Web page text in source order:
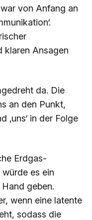
von Anfang an
klaren Ansagen
da. Die
an den Punkt,
‚uns‘ in der Folge
Erdgas-
es ein
geben.
wenn eine latente
sodass die